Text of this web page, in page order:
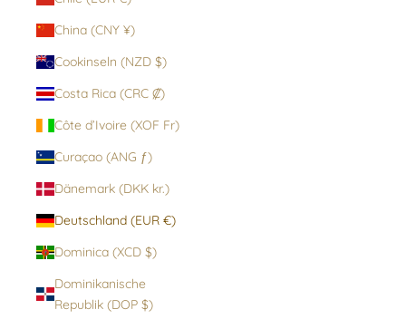
China (CNY ¥)
Cookinseln (NZD $)
Costa Rica (CRC ₡)
Côte d’Ivoire (XOF Fr)
Curaçao (ANG ƒ)
Dänemark (DKK kr.)
Deutschland (EUR €)
Dominica (XCD $)
Dominikanische
Republik (DOP $)